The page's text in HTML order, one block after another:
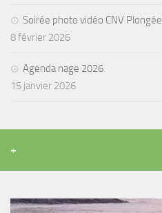
Soirée photo vidéo CNV Plongée
8 février 2026
Agenda nage 2026
15 janvier 2026
+